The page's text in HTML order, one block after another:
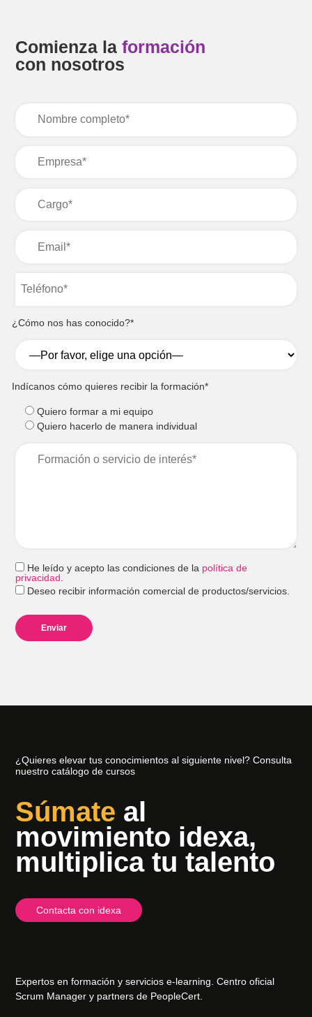
Comienza laformación
con nosotros
¿Cómo nos has conocido?*
Indícanos cómo quieres recibir la formación*
Quiero formar a mi equipo
Quiero hacerlo de manera individual
He leído y acepto las condiciones de la política de
privacidad.
Deseo recibir información comercial de productos/servicios.
¿Quieres elevar tus conocimientos al siguiente nivel? Consulta
nuestro catálogo de cursos
Súmate al
movimiento idexa,
multiplica tu talento
Contacta con idexa
Expertos en formación y servicios e-learning. Centro oficial
Scrum Manager y partners de PeopleCert.